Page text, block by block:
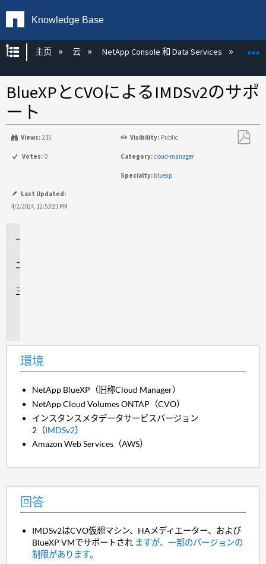
Knowledge Base
扩展/隐缩全局层次
主页 云 NetApp Console 和 Data Services
BlueXPとCVOによるIMDSv2のサポ
ート
Views: 235 Visibility: Public
Votes: 0 Category:cloud-manager
Specialty: bluexp
Last Updated:
4/2/2024, 12:53:23 PM
環境
NetApp BlueXP（旧称Cloud Manager）
NetApp Cloud Volumes ONTAP（CVO）
インスタンスメタデータサービスバージョン
2（IMDSv2）
Amazon Web Services（AWS）
回答
IMDSv2はCVO仮想マシン、HAメディエーター、および
BlueXP VMでサポートされ ますが、一部のバージョンの
制限があります。